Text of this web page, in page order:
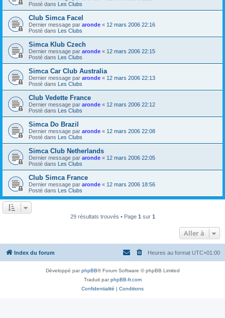
Posté dans Les Clubs
Club Simca Facel
Dernier message par aronde « 12 mars 2006 22:16
Posté dans Les Clubs
Simca Klub Czech
Dernier message par aronde « 12 mars 2006 22:15
Posté dans Les Clubs
Simca Car Club Australia
Dernier message par aronde « 12 mars 2006 22:13
Posté dans Les Clubs
Club Vedette France
Dernier message par aronde « 12 mars 2006 22:12
Posté dans Les Clubs
Simca Do Brazil
Dernier message par aronde « 12 mars 2006 22:08
Posté dans Les Clubs
Simca Club Netherlands
Dernier message par aronde « 12 mars 2006 22:05
Posté dans Les Clubs
Club Simca France
Dernier message par aronde « 12 mars 2006 18:56
Posté dans Les Clubs
29 résultats trouvés • Page 1 sur 1
Aller à
Index du forum Heures au format UTC+01:00
Développé parphpBB® Forum Software © phpBB Limited
Traduit parphpBB-fr.com
Confidentialité | Conditions